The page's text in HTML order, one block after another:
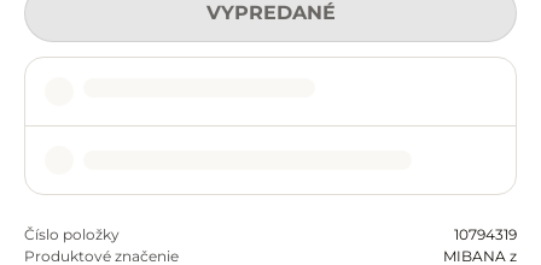
VYPREDANÉ
Číslo položky
10794319
Produktové značenie
MIBANA z